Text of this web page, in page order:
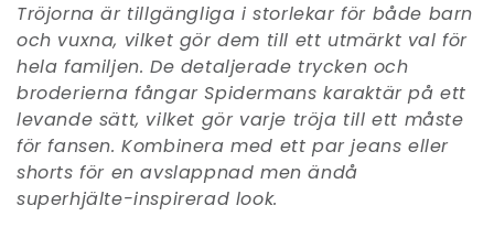
Tröjorna är tillgängliga i storlekar för både barn
och vuxna, vilket gör dem till ett utmärkt val för
hela familjen. De detaljerade trycken och
broderierna fångar Spidermans karaktär på ett
levande sätt, vilket gör varje tröja till ett måste
för fansen. Kombinera med ett par jeans eller
shorts för en avslappnad men ändå
superhjälte-inspirerad look.